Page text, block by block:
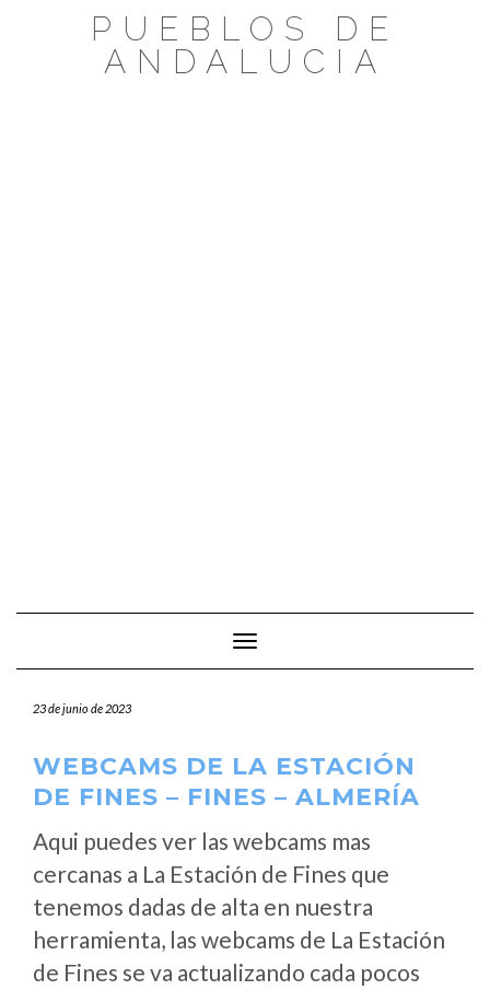
PUEBLOS DE
ANDALUCIA
Cambiar modo de navegación
23 de junio de 2023
WEBCAMS DE LA ESTACIÓN
DE FINES – FINES – ALMERÍA
Aqui puedes ver las webcams mas
cercanas a La Estación de Fines que
tenemos dadas de alta en nuestra
herramienta, las webcams de La Estación
de Fines se va actualizando cada pocos